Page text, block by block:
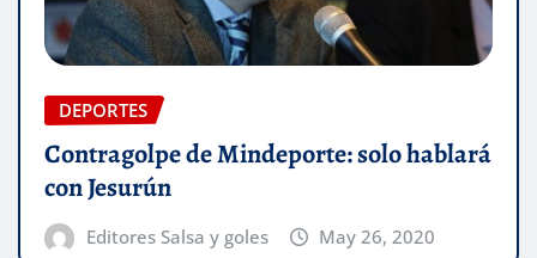
DEPORTES
Contragolpe de Mindeporte: solo hablará
con Jesurún
Editores Salsa y goles May 26, 2020